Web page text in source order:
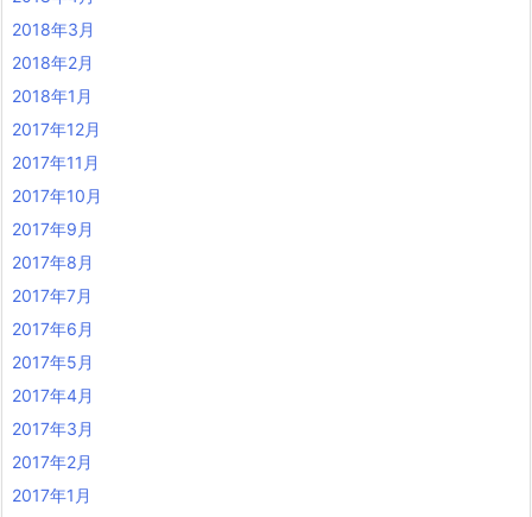
2018年3月
2018年2月
2018年1月
2017年12月
2017年11月
2017年10月
2017年9月
2017年8月
2017年7月
2017年6月
2017年5月
2017年4月
2017年3月
2017年2月
2017年1月